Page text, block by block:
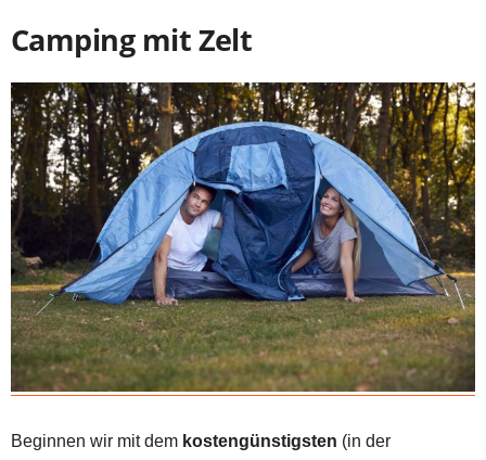
Camping mit Zelt
Beginnen wir mit dem kostengünstigsten (in der